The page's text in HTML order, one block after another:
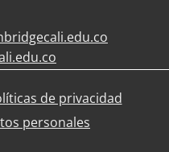
de privacidad
personales